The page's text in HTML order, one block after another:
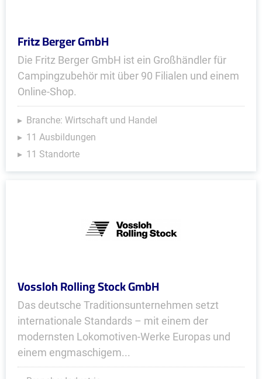
Fritz Berger GmbH
Die Fritz Berger GmbH ist ein Großhändler für
Campingzubehör mit über 90 Filialen und einem
Online-Shop.
Branche: Wirtschaft und Handel
11 Ausbildungen
11 Standorte
Vossloh Rolling Stock GmbH
Das deutsche Traditionsunternehmen setzt
internationale Standards – mit einem der
modernsten Lokomotiven-Werke Europas und
einem engmaschigem...